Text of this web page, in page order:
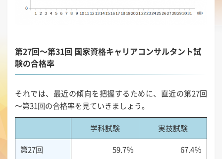
第27回～第31回 国家資格キャリアコンサルタント試
験の合格率
それでは、最近の傾向を把握するために、直近の第27回
～第31回の合格率を見ていきましょう。
学科試験
実技試験
第27回
59.7％ 67.4％